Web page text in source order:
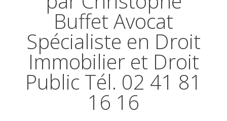
Buffet Avocat
Spécialiste en Droit
Immobilier et Droit
Public Tél. 02 41 81
16 16